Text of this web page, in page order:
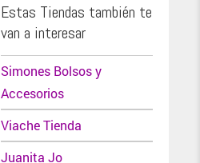
Estas Tiendas también te
van a interesar
Simones Bolsos y
Accesorios
Viache Tienda
Juanita Jo